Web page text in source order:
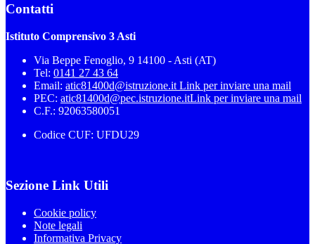
Contatti
Istituto Comprensivo 3 Asti
Via Beppe Fenoglio, 9 14100 - Asti (AT)
Tel: 0141 27 43 64
Email: atic81400d@istruzione.it Link per inviare una mail
PEC: atic81400d@pec.istruzione.itLink per inviare una mail
C.F.: 92063580051
Codice CUF: UFDU29
Sezione Link Utili
Cookie policy
Note legali
Informativa Privacy